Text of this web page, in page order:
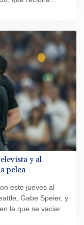
la crisis migratoria
y al
pelea
este jueves al
Gabe Speier, y
la que se vaciaron